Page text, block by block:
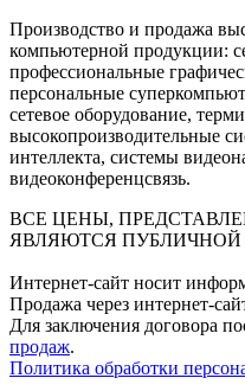
Производство и продажа
компьютерной продукции:
профессиональные
персональные
сетевое оборудование,
высокопроизводительные
интеллекта, системы
видеоконференцсвязь.
ВСЕ ЦЕНЫ,
ЯВЛЯЮТСЯ ПУБЛИЧНОЙ
Интернет-сайт носит
Продажа через интернет-
Для заключения договора
продаж.
Политика обработки